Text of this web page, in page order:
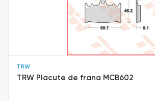
TRW
TRW Placute de frana MCB602